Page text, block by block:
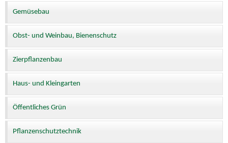
Gemüsebau
Obst- und Weinbau, Bienenschutz
Zierpflanzenbau
Haus- und Kleingarten
Öffentliches Grün
Pflanzenschutztechnik